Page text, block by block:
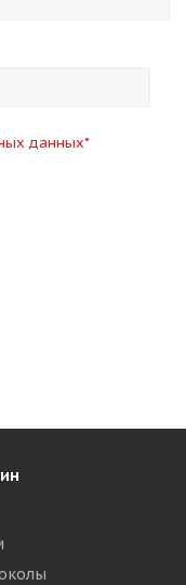
данных*